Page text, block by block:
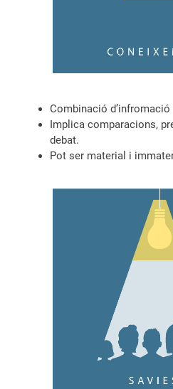
Combinació
Implica comparacions,
debat.
Pot ser material i